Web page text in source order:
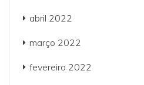
abril 2022
março 2022
fevereiro 2022